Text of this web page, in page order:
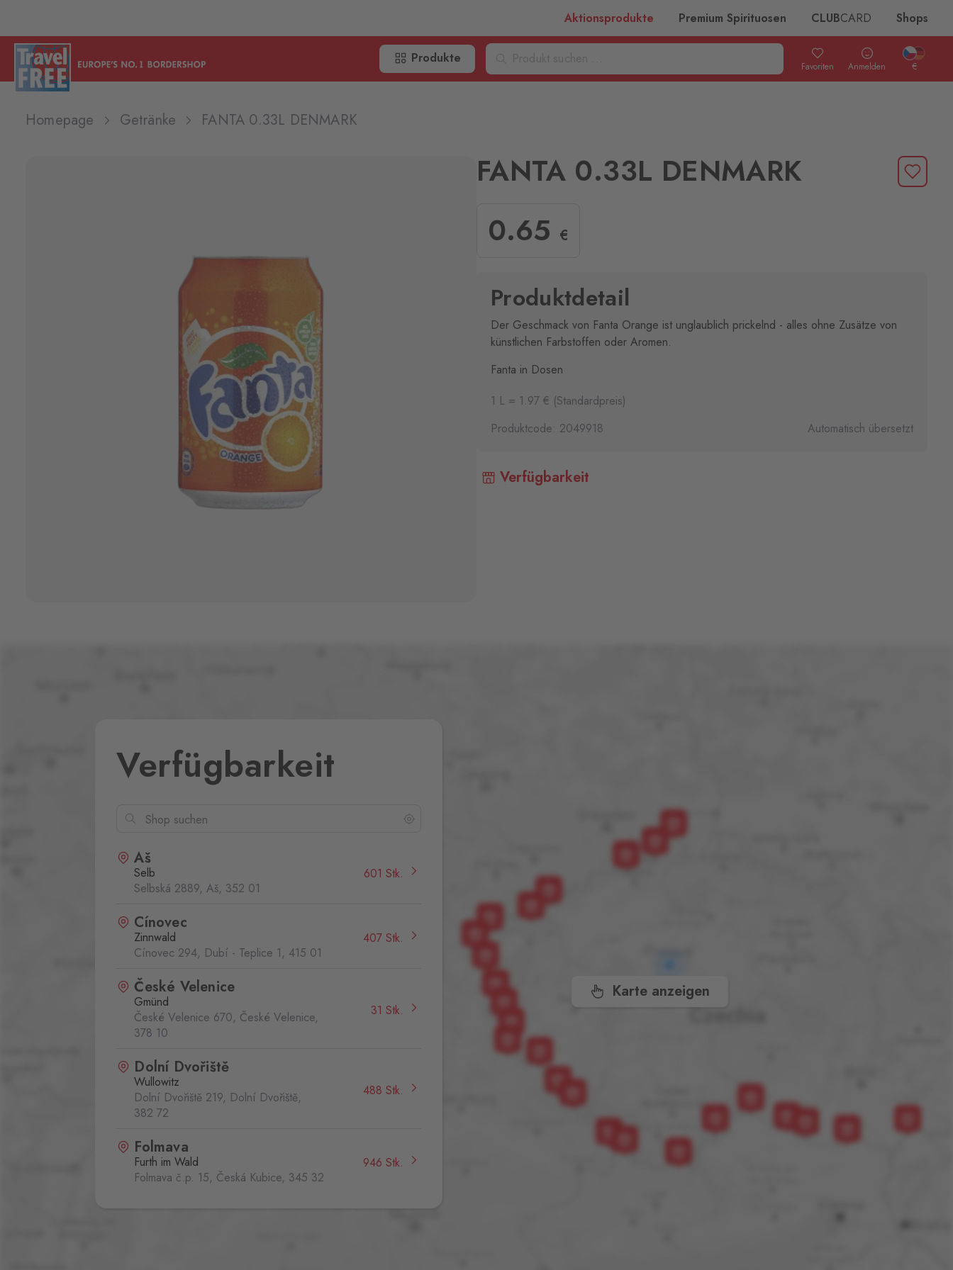
Aktionsprodukte Premium Spirituosen CLUBCARD Shops
Produkte
Favoriten Anmelden €
Homepage Getränke FANTA 0.33L DENMARK
FANTA 0.33L DENMARK
0.65 €
Produktdetail
Der Geschmack von Fanta Orange ist unglaublich prickelnd - alles ohne Zusätze von
künstlichen Farbstoffen oder Aromen.
Fanta in Dosen
1 L = 1.97 € (Standardpreis)
Produktcode: 2049918
Automatisch übersetzt
Verfügbarkeit
Karte anzeigen
Verfügbarkeit
Aš
Selb
Selbská 2889, Aš, 352 01
601 Stk.
Cínovec
Zinnwald
Cínovec 294, Dubí - Teplice 1, 415 01
407 Stk.
České Velenice
Gmünd
České Velenice 670, České Velenice,
378 10
31 Stk.
Dolní Dvořiště
Wullowitz
Dolní Dvořiště 219, Dolní Dvořiště,
382 72
488 Stk.
Folmava
Furth im Wald
Folmava č.p. 15, Česká Kubice, 345 32
946 Stk.